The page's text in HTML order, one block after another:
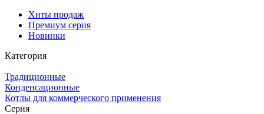
Хиты продаж
Премиум серия
Новинки
Категория
Традиционные
Конденсационные
Котлы для коммерческого применения
Серия